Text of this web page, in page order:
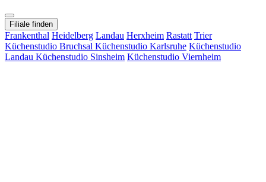
Filiale finden
Frankenthal Heidelberg Landau Herxheim Rastatt Trier
Küchenstudio Bruchsal Küchenstudio Karlsruhe Küchenstudio
Landau Küchenstudio Sinsheim Küchenstudio Viernheim